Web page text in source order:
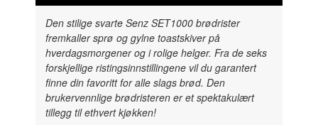
Den stilige svarte Senz SET1000 brødrister
fremkaller sprø og gylne toastskiver på
hverdagsmorgener og i rolige helger. Fra de seks
forskjellige ristingsinnstillingene vil du garantert
finne din favoritt for alle slags brød. Den
brukervennlige brødristeren er et spektakulært
tillegg til ethvert kjøkken!